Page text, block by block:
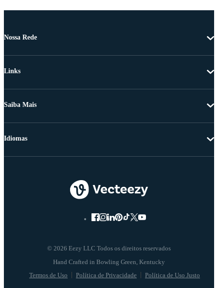
Nossa Rede
Links
Saiba Mais
© 2026 Eezy LLC Todos os direitos reservados
Termos de Uso Política de Privacidade Política de Uso Justo
Idiomas